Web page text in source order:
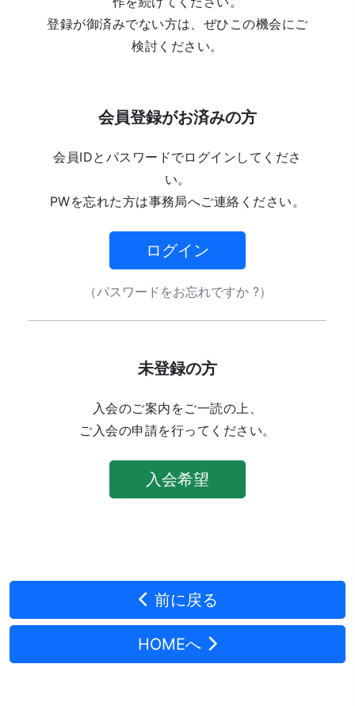
登録が御済みでない方は、ぜひこの機会にご
検討ください。
会員登録がお済みの方
会員IDとパスワードでログインしてくださ
い。
PWを忘れた方は事務局へご連絡ください。
ログイン
（パスワードをお忘れですか ?）
未登録の方
入会のご案内をご一読の上、
ご入会の申請を行ってください。
入会希望
前に戻る
HOMEへ